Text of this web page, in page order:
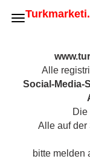
Alle
Social-Media-
Die
Alle auf der
bitte melden
Caykur Filiz